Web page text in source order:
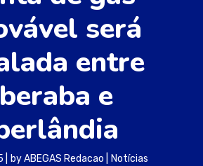
será
entre
e
byABEGAS Redacao Notícias